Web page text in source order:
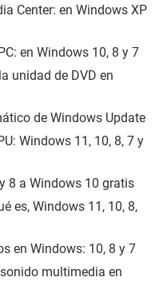
Center: en Windows XP
en Windows 10, 8 y 7
unidad de DVD en
de Windows Update
Windows 11, 10, 8, 7 y
8 a Windows 10 gratis
es, Windows 11, 10, 8,
en Windows: 10, 8 y 7
multimedia en